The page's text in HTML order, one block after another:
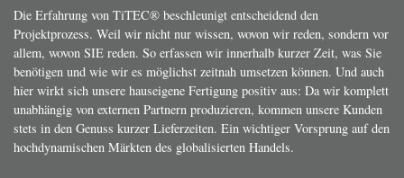
Die Erfahrung von TiTEC® beschleunigt entscheidend den
Projektprozess. Weil wir nicht nur wissen, wovon wir reden, sondern vor
allem, wovon SIE reden. So erfassen wir innerhalb kurzer Zeit, was Sie
benötigen und wie wir es möglichst zeitnah umsetzen können. Und auch
hier wirkt sich unsere hauseigene Fertigung positiv aus: Da wir komplett
unabhängig von externen Partnern produzieren, kommen unsere Kunden
stets in den Genuss kurzer Lieferzeiten. Ein wichtiger Vorsprung auf den
hochdynamischen Märkten des globalisierten Handels.